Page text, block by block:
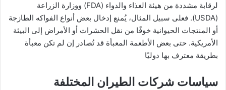
لرقابة مشددة من هيئة الغذاء والدواء (FDA) ووزارة الزراعة
(USDA). فعلى سبيل المثال، يُمنع إدخال بعض أنواع الفواكه الطازجة
أو المنتجات الحيوانية خوفًا من نقل الحشرات أو الأمراض إلى البيئة
الأمريكية. حتى بعض الأطعمة المعبأة قد تُصادر إن لم تكن معبأة
بطريقة معترف بها دوليًا
سياسات شركات الطيران المختلفة